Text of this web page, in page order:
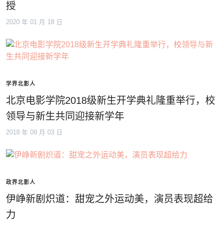
授
2020 年 01 月 18 日
学界北影人
北京电影学院2018级新生开学典礼隆重举行，校
领导与新生共同迎接新学年
2018 年 09 月 03 日
政界北影人
伊峥新剧炽道：甜宠之外运动美，演员表现超给
力